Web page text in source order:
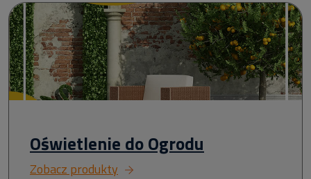
Oświetlenie do Ogrodu
Zobacz produkty